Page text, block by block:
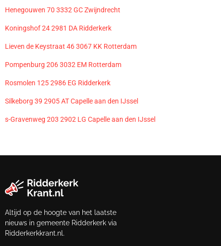
Henegouwen 70 3332 GC Zwijndrecht
Koningshof 24 2981 DA Ridderkerk
Lieven de Keystraat 46 3067 KK Rotterdam
Pompenburg 206 3032 EM Rotterdam
Rosmolen 125 2986 EG Ridderkerk
Silkeborg 39 2905 AT Capelle aan den IJssel
s-Gravenweg 203 2902 LG Capelle aan den IJssel
Altijd op de hoogte van het laatste
nieuws in gemeente Ridderkerk via
Ridderkerkkrant.nl.